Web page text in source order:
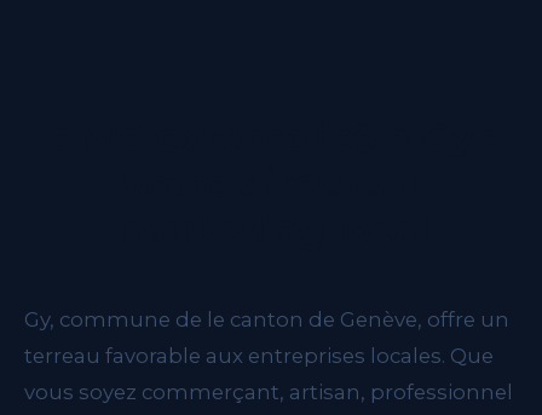
Gy, commune de le canton de Genève, offre un
terreau favorable aux entreprises locales. Que
vous soyez commerçant, artisan, professionnel